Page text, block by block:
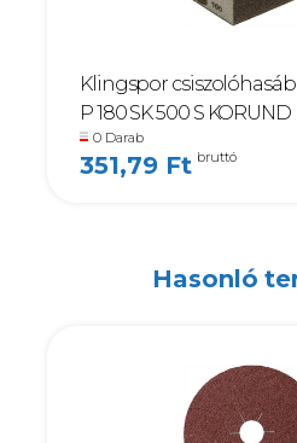
Klingspor
P 180 SK 500 S KORUND
0 Darab
351,79 Ft bruttó
Hasonló